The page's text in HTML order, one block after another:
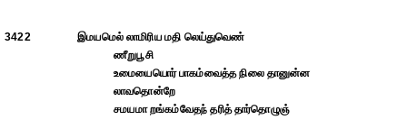
3422
இமயமெல் லாமிரிய மதி லெய்துவெண்
ணீறுபூசி
உமையையொர் பாகம்வைத்த நிலை தானுன்ன
லாவதொன்றே
சமயமா றங்கம்வேதந் தரித் தார்தொழுஞ்